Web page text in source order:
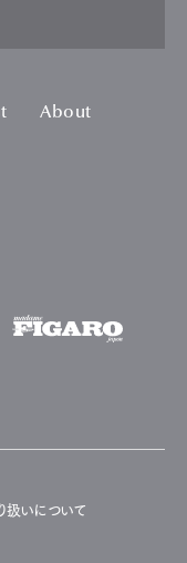
About
扱いについて